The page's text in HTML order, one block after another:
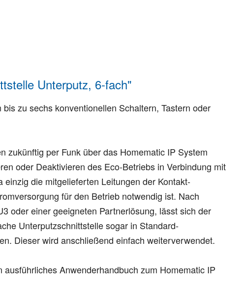
Unterputz, 6-fach"
zu sechs konventionellen Schaltern, Tastern oder
zukünftig per Funk über das Homematic IP System
oder Deaktivieren des Eco-Betriebs in Verbindung mit
die mitgelieferten Leitungen der Kontakt-
für den Betrieb notwendig ist. Nach
oder einer geeigneten Partnerlösung, lässt sich der
Unterputzschnittstelle sogar in Standard-
Dieser wird anschließend einfach weiterverwendet.
Anwenderhandbuch zum Homematic IP